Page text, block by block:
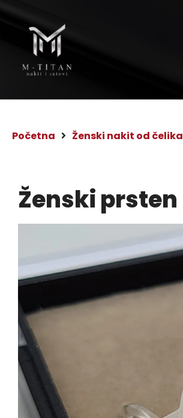
Početna Ženski nakit od čelika
Ženski prsten